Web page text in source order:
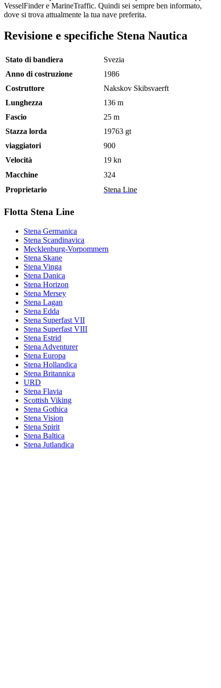
VesselFinder e MarineTraffic. Quindi sei sempre ben informato,
dove si trova attualmente la tua nave preferita.
Revisione e specifiche Stena Nautica
Stato di bandiera
Svezia
Anno di costruzione
1986
Costruttore
Nakskov Skibsvaerft
Lunghezza
136 m
Fascio
25 m
Stazza lorda
19763 gt
viaggiatori
900
Velocità
19 kn
Macchine
324
Proprietario
Stena Line
Flotta Stena Line
Stena Germanica
Stena Scandinavica
Mecklenburg-Vorpommern
Stena Skane
Stena Vinga
Stena Danica
Stena Horizon
Stena Mersey
Stena Lagan
Stena Edda
Stena Superfast VII
Stena Superfast VIII
Stena Estrid
Stena Adventurer
Stena Europa
Stena Hollandica
Stena Britannica
URD
Stena Flavia
Scottish Viking
Stena Gothica
Stena Vision
Stena Spirit
Stena Baltica
Stena Jutlandica